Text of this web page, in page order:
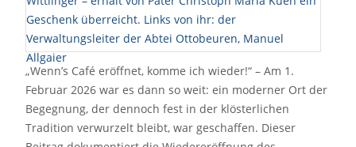
„Wenn’s Café eröffnet, komme ich wieder!“ – Am 1.
Februar 2026 war es dann so weit: ein moderner Ort der
Begegnung, der dennoch fest in der klösterlichen
Tradition verwurzelt bleibt, war geschaffen. Dieser